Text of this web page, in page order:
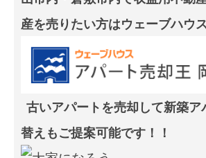
産を売りたい方はウェーブハウ
古いアパートを売却して新築ア
替えもご提案可能です！！